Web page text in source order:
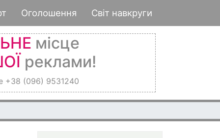
Оголошення Світ навкруги
місце
реклами!
+38 (096) 9531240